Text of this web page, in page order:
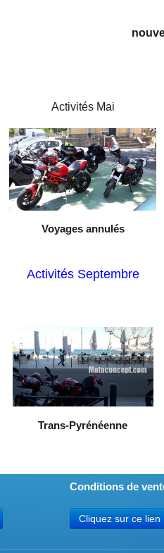
Activités Mai
Voyages annulés
Activités Septembre
Trans-Pyrénéenne
Conditions de
Cliquez sur ce lien